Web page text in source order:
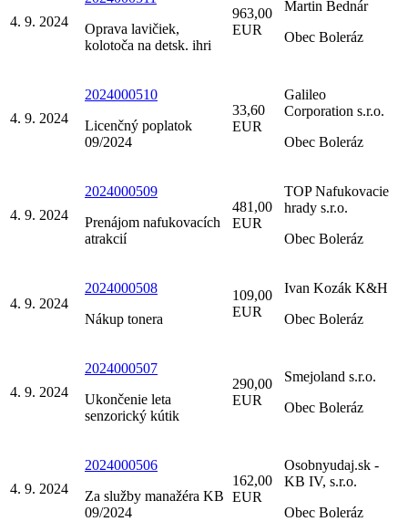
4. 9. 2024
Oprava lavičiek,
kolotoča na detsk. ihri
963,00
EUR
Martin Bednár
Obec Boleráz
4. 9. 2024
2024000510
Licenčný poplatok
09/2024
33,60
EUR
Galileo
Corporation s.r.o.
Obec Boleráz
4. 9. 2024
2024000509
Prenájom nafukovacích
atrakcií
481,00
EUR
TOP Nafukovacie
hrady s.r.o.
Obec Boleráz
4. 9. 2024
2024000508
Nákup tonera
109,00
EUR
Ivan Kozák K&H
Obec Boleráz
4. 9. 2024
2024000507
Ukončenie leta
senzorický kútik
290,00
EUR
Smejoland s.r.o.
Obec Boleráz
4. 9. 2024
2024000506
Za služby manažéra KB
09/2024
162,00
EUR
Osobnyudaj.sk -
KB IV, s.r.o.
Obec Boleráz